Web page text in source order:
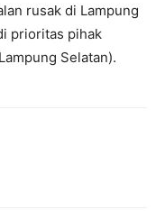
rusak di Lampung
prioritas pihak
Selatan).